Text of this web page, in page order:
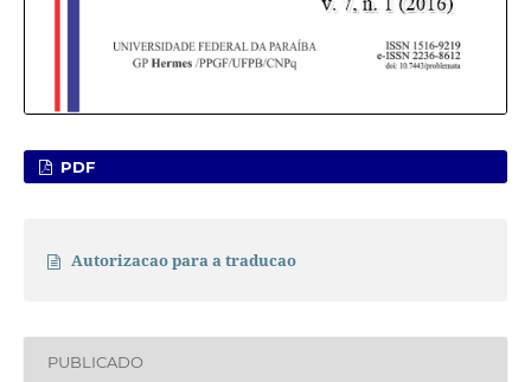
PDF
Autorizacao para a traducao
PUBLICADO